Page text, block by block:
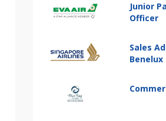
Junior
Officer
Sales
Benelux